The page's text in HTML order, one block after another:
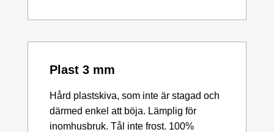
Plast 3 mm
Hård plastskiva, som inte är stagad och
därmed enkel att böja. Lämplig för
inomhusbruk. Tål inte frost. 100%